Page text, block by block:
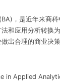
，是近年来商
和应用分析转换
出合理的商业决
in Applied